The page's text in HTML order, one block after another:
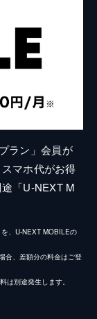
ラン」会員が
マホ代がお得
「U-NEXT M
、U-NEXT MOBILEの
合、差額分の料金はご登
は別途発生します。